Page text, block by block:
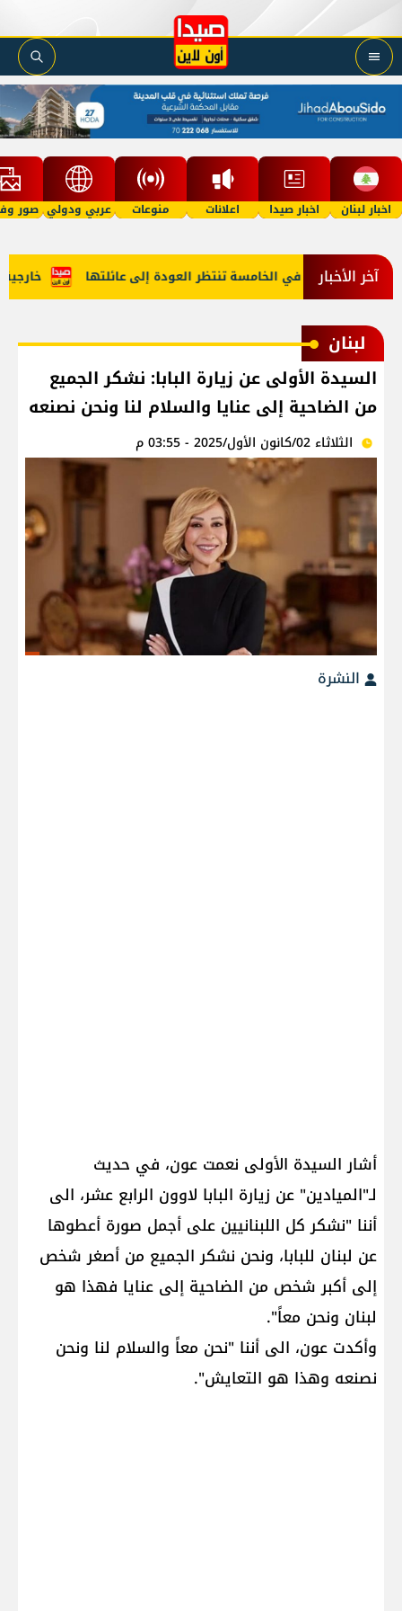
اخبار لبنان اخبار صيدا اعلانات منوعات عربي ودولي صور
آخر الأخبار خارجية طفلة في الخامسة تنتظر العودة إلى عائلتها
لبنان
السيدة الأولى عن زيارة البابا: نشكر الجميع
من الضاحية إلى عنايا والسلام لنا ونحن نصنعه
الثلاثاء 02/كانون الأول/2025 - 03:55 م
النشرة
أشار السيدة الأولى نعمت عون، في حديث
لـ"الميادين" عن زيارة البابا لاوون الرابع عشر، الى
أننا "نشكر كل اللبنانيين على أجمل صورة أعطوها
عن لبنان للبابا، ونحن نشكر الجميع من أصغر شخص
إلى أكبر شخص من الضاحية إلى عنايا فهذا هو
لبنان ونحن معاً".
وأكدت عون، الى أننا "نحن معاً والسلام لنا ونحن
نصنعه وهذا هو ​التعايش​".